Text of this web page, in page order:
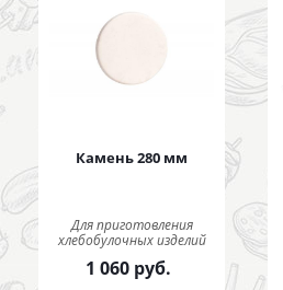
Камень 280 мм
Для приготовления
хлебобулочных изделий
1 060руб.